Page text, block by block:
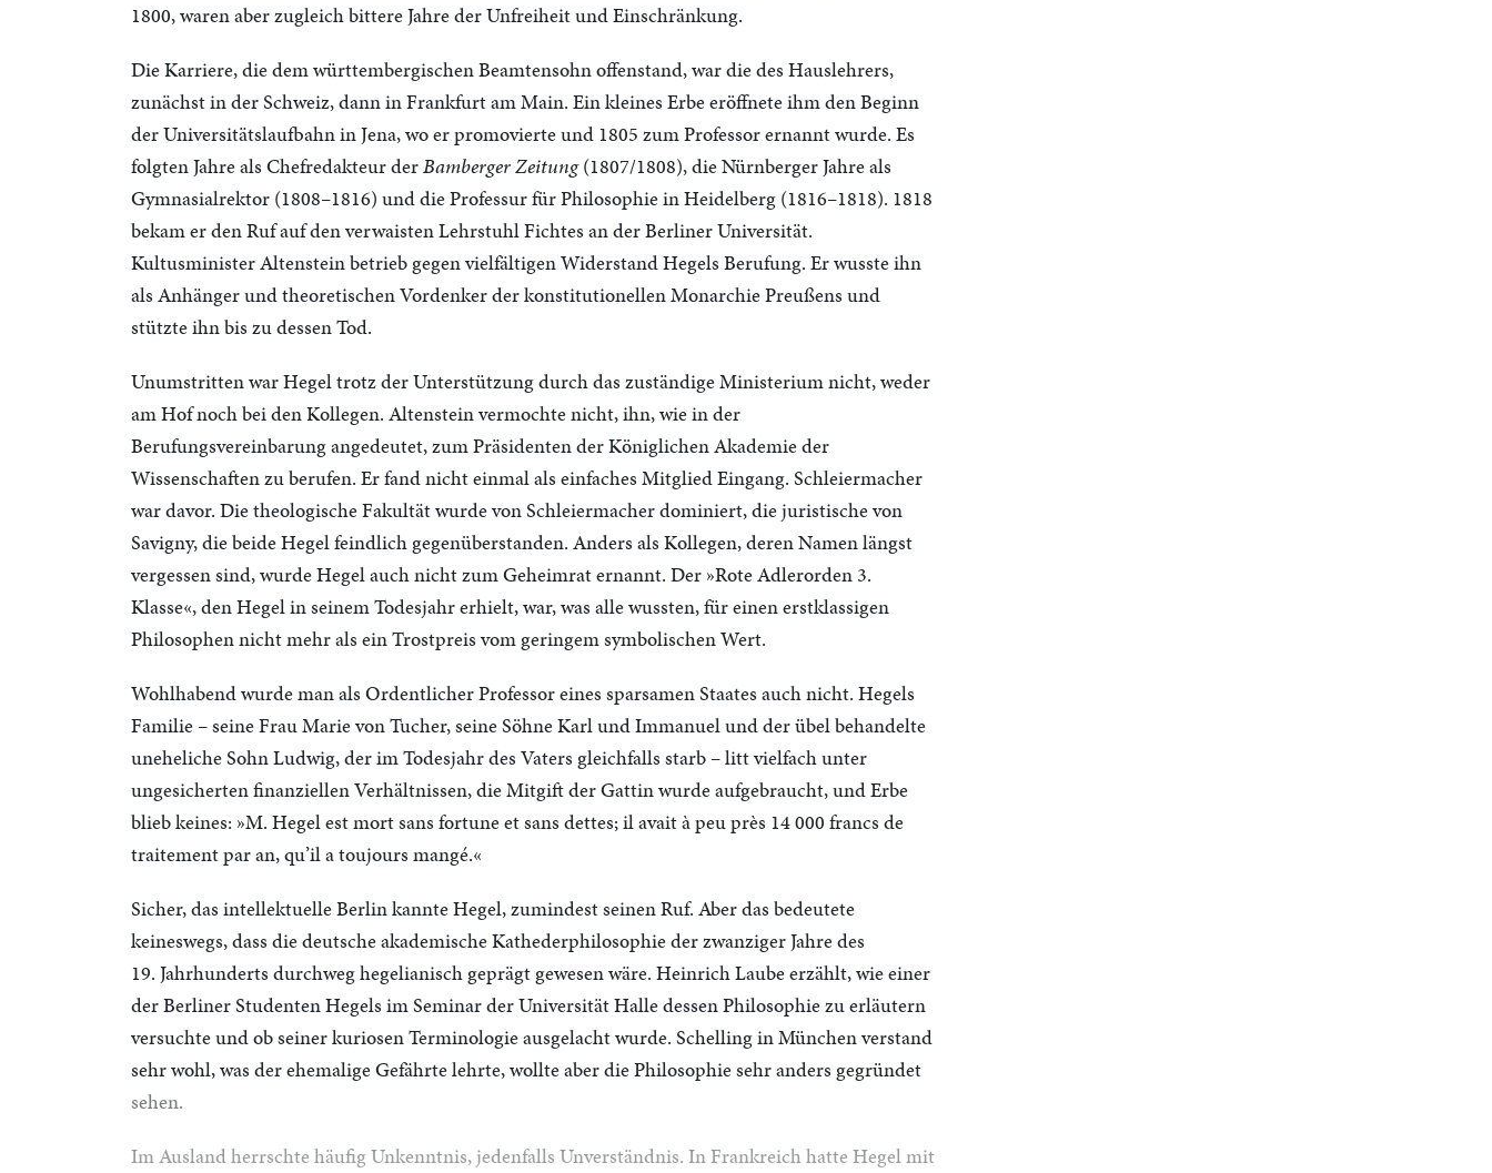
1800, waren aber zugleich bittere Jahre der Unfreiheit und Einschränkung.
Die Karriere, die dem württembergischen Beamtensohn offenstand, war die des Hauslehrers,
zunächst in der Schweiz, dann in Frankfurt am Main. Ein kleines Erbe eröffnete ihm den Beginn
der Universitätslaufbahn in Jena, wo er promovierte und 1805 zum Professor ernannt wurde. Es
folgten Jahre als Chefredakteur derBamberger Zeitung(1807/1808), die Nürnberger Jahre als
Gymnasialrektor (1808–1816) und die Professur für Philosophie in Heidelberg (1816–1818). 1818
bekam er den Ruf auf den verwaisten Lehrstuhl Fichtes an der Berliner Universität.
Kultusminister Altenstein betrieb gegen vielfältigen Widerstand Hegels Berufung. Er wusste ihn
als Anhänger und theoretischen Vordenker der konstitutionellen Monarchie Preußens und
stützte ihn bis zu dessen Tod.
Unumstritten war Hegel trotz der Unterstützung durch das zuständige Ministerium nicht, weder
am Hof noch bei den Kollegen. Altenstein vermochte nicht, ihn, wie in der
Berufungsvereinbarung angedeutet, zum Präsidenten der Königlichen Akademie der
Wissenschaften zu berufen. Er fand nicht einmal als einfaches Mitglied Eingang. Schleiermacher
war davor. Die theologische Fakultät wurde von Schleiermacher dominiert, die juristische von
Savigny, die beide Hegel feindlich gegenüberstanden. Anders als Kollegen, deren Namen längst
vergessen sind, wurde Hegel auch nicht zum Geheimrat ernannt. Der »Rote Adlerorden 3.
Klasse«, den Hegel in seinem Todesjahr erhielt, war, was alle wussten, für einen erstklassigen
Philosophen nicht mehr als ein Trostpreis vom geringem symbolischen Wert.
Wohlhabend wurde man als Ordentlicher Professor eines sparsamen Staates auch nicht. Hegels
Familie – seine Frau Marie von Tucher, seine Söhne Karl und Immanuel und der übel behandelte
uneheliche Sohn Ludwig, der im Todesjahr des Vaters gleichfalls starb – litt vielfach unter
ungesicherten finanziellen Verhältnissen, die Mitgift der Gattin wurde aufgebraucht, und Erbe
blieb keines: »M. Hegel est mort sans fortune et sans dettes; il avait à peu près 14 000 francs de
traitement par an, qu’il a toujours mangé.«
Sicher, das intellektuelle Berlin kannte Hegel, zumindest seinen Ruf. Aber das bedeutete
keineswegs, dass die deutsche akademische Kathederphilosophie der zwanziger Jahre des
19. Jahrhunderts durchweg hegelianisch geprägt gewesen wäre. Heinrich Laube erzählt, wie einer
der Berliner Studenten Hegels im Seminar der Universität Halle dessen Philosophie zu erläutern
versuchte und ob seiner kuriosen Terminologie ausgelacht wurde. Schelling in München verstand
sehr wohl, was der ehemalige Gefährte lehrte, wollte aber die Philosophie sehr anders gegründet
sehen.
Im Ausland herrschte häufig Unkenntnis, jedenfalls Unverständnis. In Frankreich hatte Hegel mit